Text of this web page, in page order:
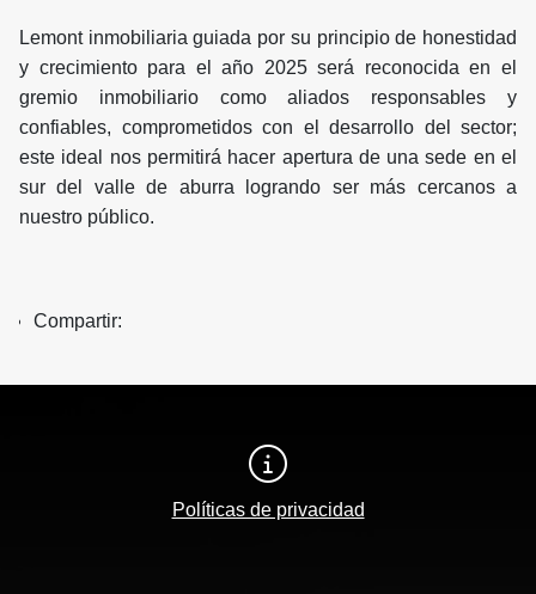
Lemont inmobiliaria guiada por su principio de honestidad
y crecimiento para el año 2025 será reconocida en el
gremio inmobiliario como aliados responsables y
confiables, comprometidos con el desarrollo del sector;
este ideal nos permitirá hacer apertura de una sede en el
sur del valle de aburra logrando ser más cercanos a
nuestro público.
Compartir:
Políticas de privacidad